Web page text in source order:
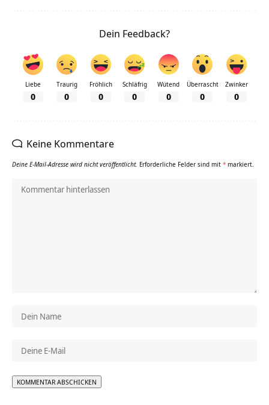
Dein Feedback?
Liebe
0
Traurig
0
Fröhlich
0
Schläfrig
0
Wütend
0
Überrascht
0
Zwinker
0
Keine Kommentare
Deine E-Mail-Adresse wird nicht veröffentlicht. Erforderliche Felder sind mit * markiert.